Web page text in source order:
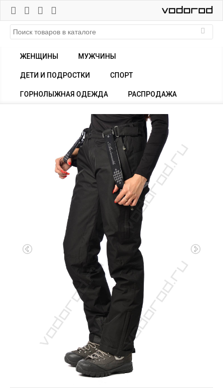
ЖЕНЩИНЫ МУЖЧИНЫ
ДЕТИ И ПОДРОСТКИ СПОРТ
ГОРНОЛЫЖНАЯ ОДЕЖДА РАСПРОДАЖА